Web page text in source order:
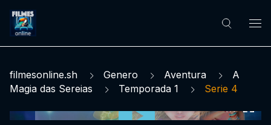
filmesonline.sh Genero Aventura
A
Magia das Sereias
Temporada 1 Serie 4